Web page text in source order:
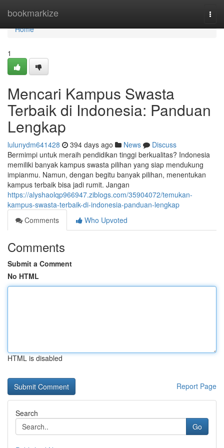
bookmarkize
Home
Home
1
Mencari Kampus Swasta
Terbaik di Indonesia: Panduan
Lengkap
lulunydm641428 394 days ago News
Discuss
Bermimpi untuk meraih pendidikan tinggi berkualitas? Indonesia
memiliki banyak kampus swasta pilihan yang siap mendukung
impianmu. Namun, dengan begitu banyak pilihan, menentukan
kampus terbaik bisa jadi rumit. Jangan
https://alyshaolqp966947.ziblogs.com/35904072/temukan-
kampus-swasta-terbaik-di-indonesia-panduan-lengkap
Comments
Who Upvoted
Comments
Submit a Comment
No HTML
HTML is disabled
Report Page
Search
Go